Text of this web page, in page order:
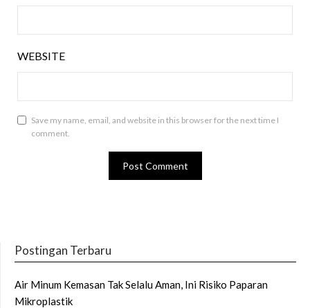
WEBSITE
Save my name, email, and website in this browser for the next time I
comment.
Postingan Terbaru
Air Minum Kemasan Tak Selalu Aman, Ini Risiko Paparan
Mikroplastik